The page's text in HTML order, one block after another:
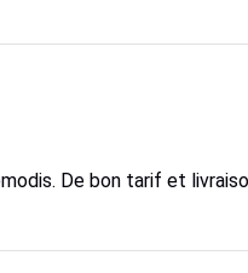
De bon tarif et